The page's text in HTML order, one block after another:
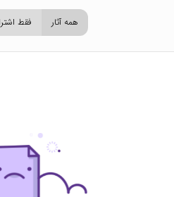
همه آثار فقط